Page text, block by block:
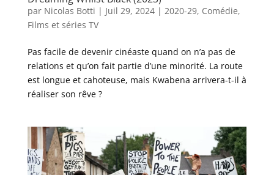
par Nicolas Botti | Juil 29, 2024| 2020-29, Comédie,
Films et séries TV
Pas facile de devenir cinéaste quand on n’a pas de
relations et qu’on fait partie d’une minorité. La route
est longue et cahoteuse, mais Kwabena arrivera-t-il à
réaliser son rêve ?